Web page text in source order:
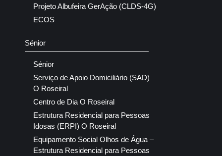
Projeto Albufeira GerAção (CLDS-4G)
ECOS
Sénior
Sénior
Serviço de Apoio Domiciliário (SAD)
O Roseiral
Centro de Dia O Roseiral
Estrutura Residencial para Pessoas
Idosas (ERPI) O Roseiral
Equipamento Social Olhos de Água –
Estrutura Residencial para Pessoas